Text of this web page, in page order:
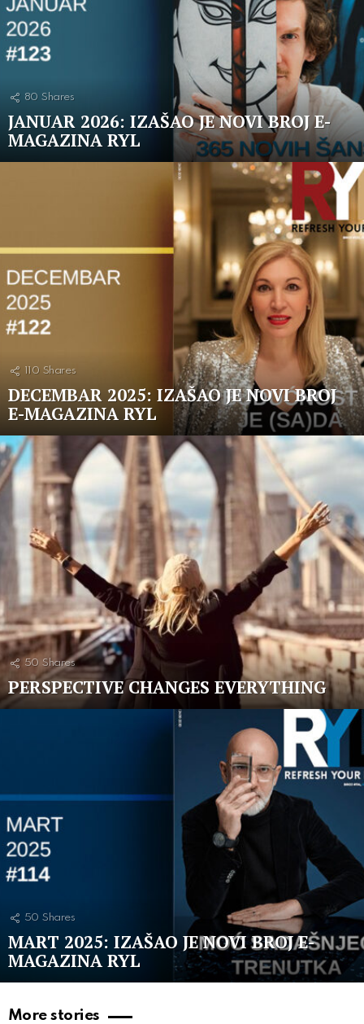
80 Shares
JANUAR 2026: IZAŠAO JE NOVI BROJ E-
MAGAZINA RYL
110 Shares
DECEMBAR 2025: IZAŠAO JE NOVI BROJ
E-MAGAZINA RYL
50 Shares
PERSPECTIVE CHANGES EVERYTHING
50 Shares
MART 2025: IZAŠAO JE NOVI BROJ E-
MAGAZINA RYL
More stories